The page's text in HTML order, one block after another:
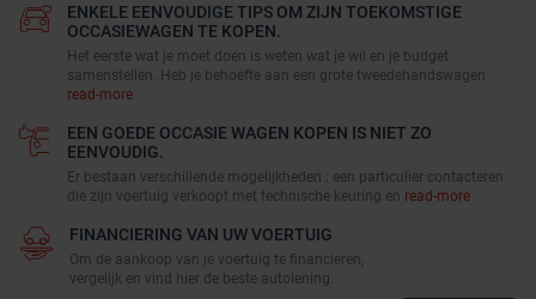
ENKELE EENVOUDIGE TIPS OM ZIJN TOEKOMSTIGE
OCCASIEWAGEN TE KOPEN.
Het eerste wat je moet doen is weten wat je wil en je budget
samenstellen. Heb je behoefte aan een grote tweedehandswagen
read-more
EEN GOEDE OCCASIE WAGEN KOPEN IS NIET ZO
EENVOUDIG.
Er bestaan verschillende mogelijkheden : een particulier contacteren
die zijn voertuig verkoopt met technische keuring en read-more
FINANCIERING VAN UW VOERTUIG
Om de aankoop van je voertuig te financieren,
vergelijk en vind hier de beste autolening.